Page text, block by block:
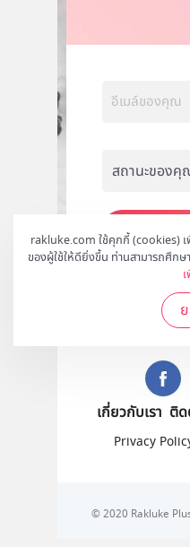
rakluke.com ใช้คุกกี้ (cookies)
ของผู้ใช้ให้ดียิ่งขึ้น ท่านสามารถศึกษา
ติด
เกี่ยวกับเรา ติด
Privacy
© 2020 Rakluke Plus